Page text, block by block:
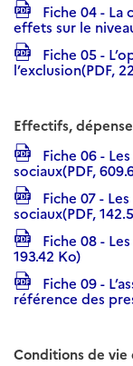
Fiche 04 - La
effets sur le
Fiche 05 -
l’exclusion(PDF,
Effectifs,
Fiche 06 -
sociaux(PDF,
Fiche 07 -
sociaux(PDF,
Fiche 08 -
193.42 Ko)
Fiche 09 -
référence des
Conditions de vie